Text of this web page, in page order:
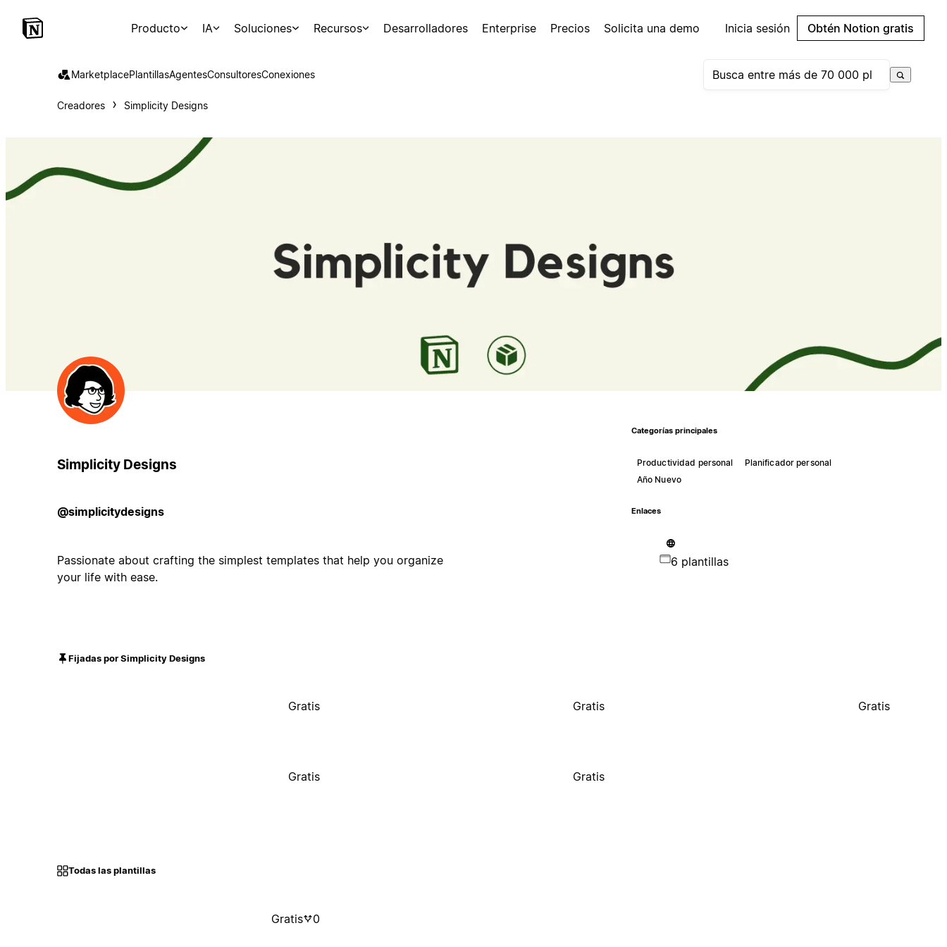
Producto IA Soluciones Recursos Desarrolladores Enterprise Precios Solicita una demo Inicia sesión Obtén Notion gratis
MarketplacePlantillasAgentesConsultoresConexiones
Creadores Simplicity Designs
Simplicity Designs
@simplicitydesigns
Passionate about crafting the simplest templates that help you organize
your life with ease.
Categorías principales
Productividad personal
Planificador personal
Año Nuevo
Enlaces
6 plantillas
Fijadas por Simplicity Designs
Gratis Gratis Gratis
Gratis Gratis
Todas las plantillas
Gratis 0